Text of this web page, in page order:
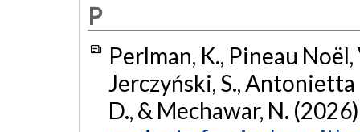
P
Perlman, K., Pineau
Jerczyński, S., Antonietta
D., & Mechawar, N.